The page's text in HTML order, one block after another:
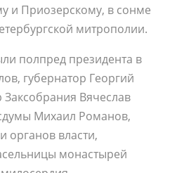
и Приозерскому, в сонме
митрополии.
полпред президента в
губернатор Георгий
Вячеслав
Михаил Романов,
органов власти,
монастырей